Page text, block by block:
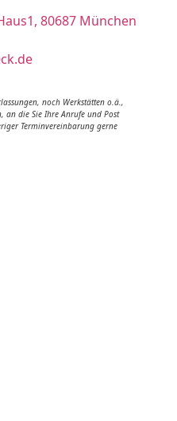
80687 München
noch Werkstätten o.ä.,
an die Sie Ihre Anrufe und Post
Terminvereinbarung gerne